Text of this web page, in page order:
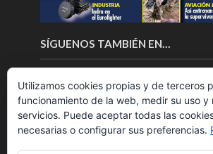
SÍGUENOS TAMBIÉN EN…
Utilizamos cookies propias y de terceros
funcionamiento de la web, medir su uso y
servicios. Puede aceptar todas las
necesarias o configurar sus preferencias.